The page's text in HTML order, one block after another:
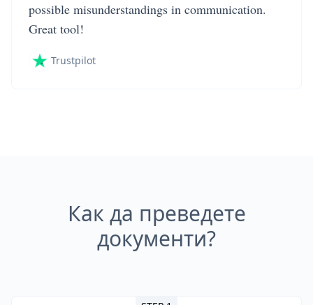
possible misunderstandings in communication.
Great tool!
Trustpilot
Как да преведете
документи?